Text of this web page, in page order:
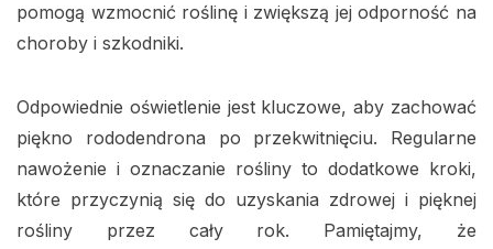
pomogą wzmocnić roślinę i zwiększą jej odporność na
choroby i szkodniki.
Odpowiednie oświetlenie jest kluczowe, aby zachować
piękno rododendrona po przekwitnięciu. Regularne
nawożenie i oznaczanie rośliny to dodatkowe kroki,
które przyczynią się do uzyskania zdrowej i pięknej
rośliny przez cały rok. Pamiętajmy, że